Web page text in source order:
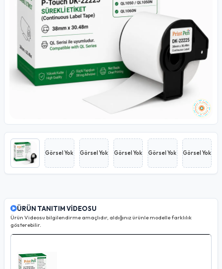
Görsel Yok Görsel Yok Görsel Yok Görsel Yok Görsel Yok
ÜRÜN TANITIM VİDEOSU
Ürün Videosu bilgilendirme amaçlıdır, aldığınız ürünle modelle farklılık
gösterebilir.